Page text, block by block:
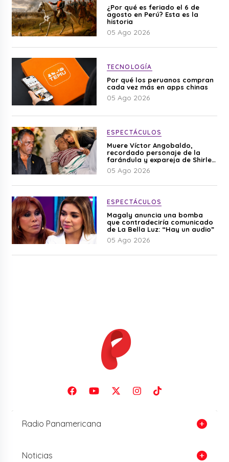
¿Por qué es feriado el 6 de
agosto en Perú? Esta es la
historia
05 Ago 2026
TECNOLOGÍA
Por qué los peruanos compran
cada vez más en apps chinas
05 Ago 2026
ESPECTÁCULOS
Muere Víctor Angobaldo,
recordado personaje de la
farándula y expareja de Shirley
Cherres
05 Ago 2026
ESPECTÁCULOS
Magaly anuncia una bomba
que contradeciría comunicado
de La Bella Luz: “Hay un audio”
05 Ago 2026
Radio Panamericana
Noticias